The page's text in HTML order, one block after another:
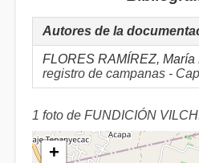
Autores de la
FLORES RAMÍREZ,
registro de campanas -
1 foto de FUNDICIÓN
+